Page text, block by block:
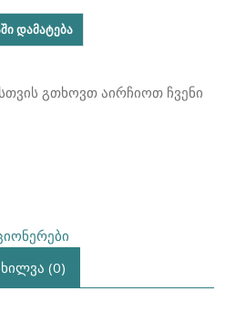
price
is:
ᲓᲐᲛᲐᲢᲔᲑᲐ
გთხოვთ აირჩიოთ ჩვენი
(0)